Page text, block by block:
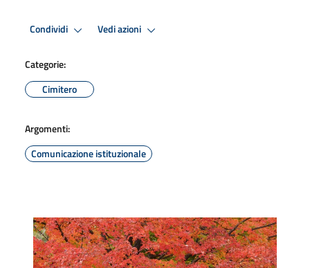
Condividi Vedi azioni
Categorie:
Cimitero
Argomenti:
Comunicazione istituzionale